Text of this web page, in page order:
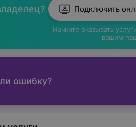
Подключить
Начните оказывать
вашим
ошибку?